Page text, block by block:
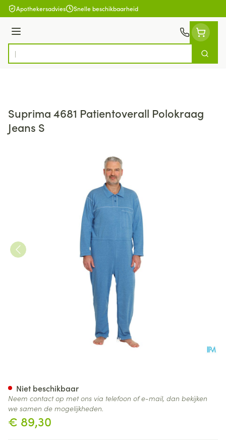
Ga naar de inhoud
Apothekersadvies Snelle beschikbaarheid
Menu
Product, merk, categorie...
Zoek
Suprima 4681 Patientoverall Polokraag
Jeans S
€ 89,30
Niet beschikbaar
Neem contact op met ons via telefoon of e-mail, dan bekijken
we samen de mogelijkheden.